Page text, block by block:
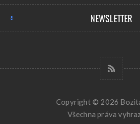
NEWSLETTER
Copyright © 2026
Všechna práva